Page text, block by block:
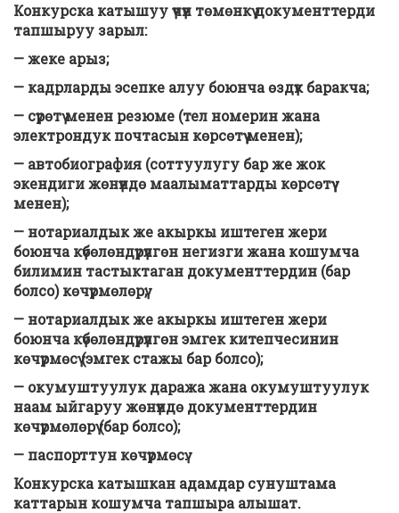
Конкурска катышуу үчүн төмөнкү документтерди
тапшыруу зарыл:
— жеке арыз;
— кадрларды эсепке алуу боюнча өздүк баракча;
— сүрөтү менен резюме (тел номерин жана
электрондук почтасын көрсөтүү менен);
— автобиография (соттуулугу бар же жок
экендиги жөнүндө маалыматтарды көрсөтүү
менен);
— нотариалдык же акыркы иштеген жери
боюнча күбөлөндүрүлгөн негизги жана кошумча
билимин тастыктаган документтердин (бар
болсо) көчүрмөлөрү;
— нотариалдык же акыркы иштеген жери
боюнча күбөлөндүрүлгөн эмгек китепчесинин
көчүрмөсү (эмгек стажы бар болсо);
— окумуштуулук даража жана окумуштуулук
наам ыйгаруу жөнүндө документтердин
көчүрмөлөрү (бар болсо);
— паспорттун көчүрмөсү.
Конкурска катышкан адамдар сунуштама
каттарын кошумча тапшыра алышат.